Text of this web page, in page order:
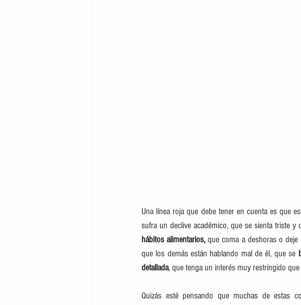
Una línea roja que debe tener en cuenta es que
sufra un declive académico, que se sienta triste
hábitos alimentarios, que coma a deshoras o deje
que los demás están hablando mal de él, que se
detallada, que tenga un interés muy restringido
Quizás esté pensando que muchas de estas